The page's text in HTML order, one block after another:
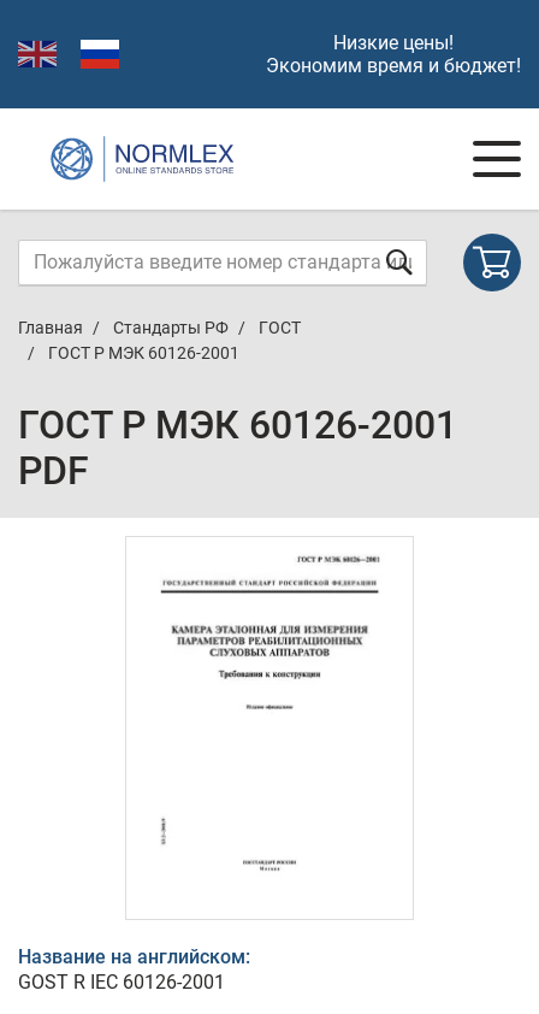
Низкие цены!
Экономим время и бюджет!
Главная Стандарты РФ
ГОСТ
ГОСТ Р МЭК 60126-2001
ГОСТ Р МЭК 60126-2001
PDF
Название на английском:
GOST R IEC 60126-2001